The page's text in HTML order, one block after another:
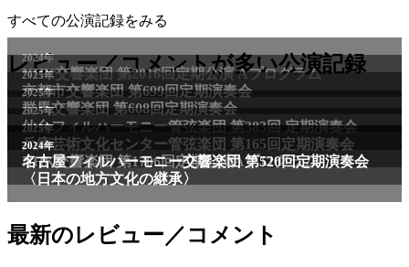
すべての公演記録をみる
レビュー／コメントが多い公演記録
2024年
NHK交響楽団 第2016回定期公演 Aプログラム
2025年
京都市交響楽団 第699回定期演奏会
2025年
群馬交響楽団 第608回定期演奏会
2025年
仙台フィルハーモニー管弦楽団 第383回 定期演奏会
2025年
兵庫芸術文化センター管弦楽団 第165回定期演奏会
2011年
NHK交響楽団 第1706回定期公演Aプログラム
2024年
名古屋フィルハーモニー交響楽団 第520回定期演奏会
〈日本の地方文化の継承〉
最新のレビュー／コメント